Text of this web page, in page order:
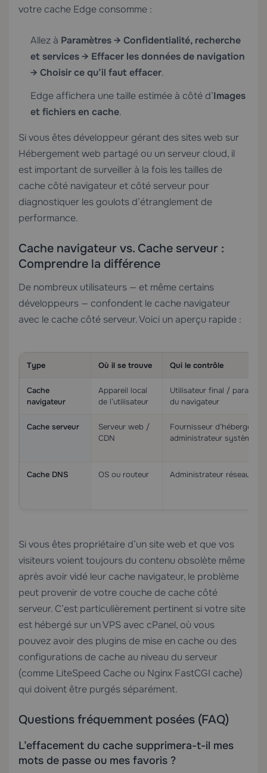
votre cache Edge consomme :
Allez à Paramètres → Confidentialité, recherche
et services → Effacer les données de navigation
→ Choisir ce qu’il faut effacer.
Edge affichera une taille estimée à côté d’Images
et fichiers en cache.
Si vous êtes développeur gérant des sites web sur
Hébergement web partagé ou un serveur cloud, il
est important de surveiller à la fois les tailles de
cache côté navigateur et côté serveur pour
diagnostiquer les goulots d’étranglement de
performance.
Cache navigateur vs. Cache serveur :
Comprendre la différence
De nombreux utilisateurs — et même certains
développeurs — confondent le cache navigateur
avec le cache côté serveur. Voici un aperçu rapide :
Type Où il se trouve Qui le contrôle
Cache
navigateur
Appareil local
de l’utilisateur
Utilisateur final /
du navigateur
Cache serveur
Serveur web /
CDN
Fournisseur
administrateur système
Cache DNS OS ou routeur Administrateur réseau
Si vous êtes propriétaire d’un site web et que vos
visiteurs voient toujours du contenu obsolète même
après avoir vidé leur cache navigateur, le problème
peut provenir de votre couche de cache côté
serveur. C’est particulièrement pertinent si votre site
est hébergé sur unVPS avec cPanel, où vous
pouvez avoir des plugins de mise en cache ou des
configurations de cache au niveau du serveur
(comme LiteSpeed Cache ou Nginx FastCGI cache)
qui doivent être purgés séparément.
Questions fréquemment posées (FAQ)
L’effacement du cache supprimera-t-il mes
mots de passe ou mes favoris ?